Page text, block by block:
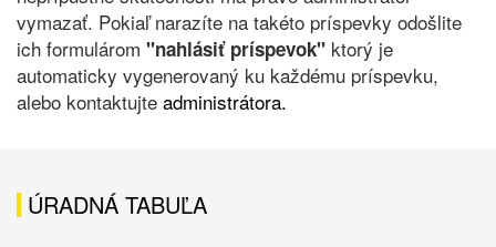
vymazať. Pokiaľ narazíte na takéto príspevky odošlite
ich formulárom "nahlásiť príspevok" ktorý je
automaticky vygenerovaný ku každému príspevku,
alebo kontaktujte administrátora.
ÚRADNÁ TABUĽA